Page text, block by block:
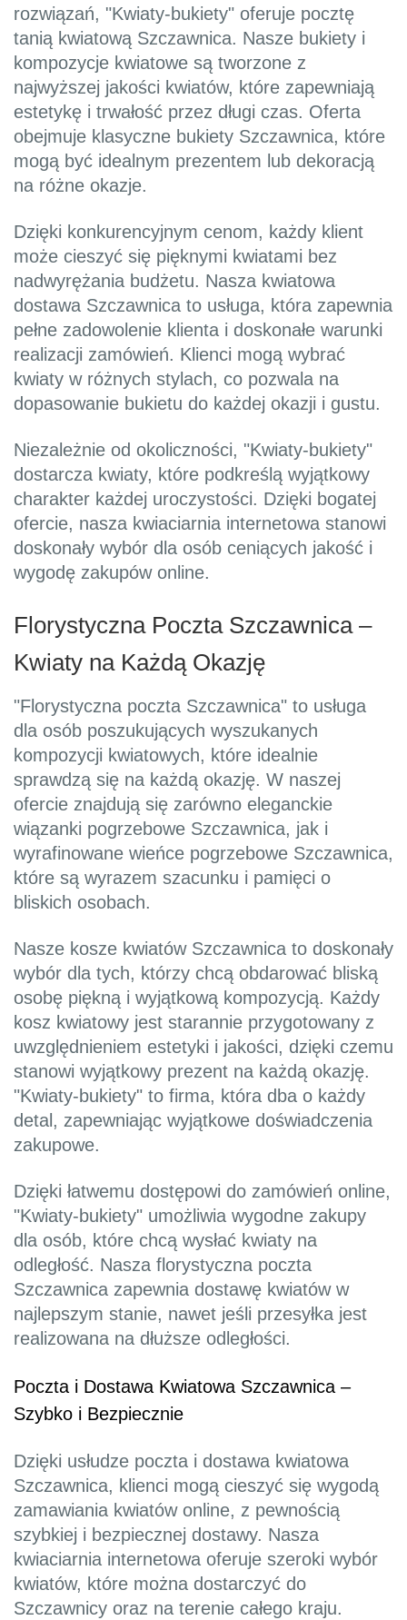
rozwiązań, "Kwiaty-bukiety" oferuje pocztę
tanią kwiatową Szczawnica. Nasze bukiety i
kompozycje kwiatowe są tworzone z
najwyższej jakości kwiatów, które zapewniają
estetykę i trwałość przez długi czas. Oferta
obejmuje klasyczne bukiety Szczawnica, które
mogą być idealnym prezentem lub dekoracją
na różne okazje.
Dzięki konkurencyjnym cenom, każdy klient
może cieszyć się pięknymi kwiatami bez
nadwyrężania budżetu. Nasza kwiatowa
dostawa Szczawnica to usługa, która zapewnia
pełne zadowolenie klienta i doskonałe warunki
realizacji zamówień. Klienci mogą wybrać
kwiaty w różnych stylach, co pozwala na
dopasowanie bukietu do każdej okazji i gustu.
Niezależnie od okoliczności, "Kwiaty-bukiety"
dostarcza kwiaty, które podkreślą wyjątkowy
charakter każdej uroczystości. Dzięki bogatej
ofercie, nasza kwiaciarnia internetowa stanowi
doskonały wybór dla osób ceniących jakość i
wygodę zakupów online.
Florystyczna Poczta Szczawnica –
Kwiaty na Każdą Okazję
"Florystyczna poczta Szczawnica" to usługa
dla osób poszukujących wyszukanych
kompozycji kwiatowych, które idealnie
sprawdzą się na każdą okazję. W naszej
ofercie znajdują się zarówno eleganckie
wiązanki pogrzebowe Szczawnica, jak i
wyrafinowane wieńce pogrzebowe Szczawnica,
które są wyrazem szacunku i pamięci o
bliskich osobach.
Nasze kosze kwiatów Szczawnica to doskonały
wybór dla tych, którzy chcą obdarować bliską
osobę piękną i wyjątkową kompozycją. Każdy
kosz kwiatowy jest starannie przygotowany z
uwzględnieniem estetyki i jakości, dzięki czemu
stanowi wyjątkowy prezent na każdą okazję.
"Kwiaty-bukiety" to firma, która dba o każdy
detal, zapewniając wyjątkowe doświadczenia
zakupowe.
Dzięki łatwemu dostępowi do zamówień online,
"Kwiaty-bukiety" umożliwia wygodne zakupy
dla osób, które chcą wysłać kwiaty na
odległość. Nasza florystyczna poczta
Szczawnica zapewnia dostawę kwiatów w
najlepszym stanie, nawet jeśli przesyłka jest
realizowana na dłuższe odległości.
Poczta i Dostawa Kwiatowa Szczawnica –
Szybko i Bezpiecznie
Dzięki usłudze poczta i dostawa kwiatowa
Szczawnica, klienci mogą cieszyć się wygodą
zamawiania kwiatów online, z pewnością
szybkiej i bezpiecznej dostawy. Nasza
kwiaciarnia internetowa oferuje szeroki wybór
kwiatów, które można dostarczyć do
Szczawnicy oraz na terenie całego kraju.